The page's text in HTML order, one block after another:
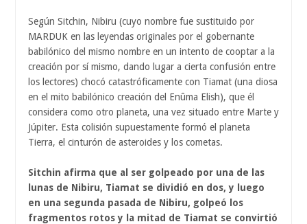
Según Sitchin, Nibiru (cuyo nombre fue sustituido por
MARDUK en las leyendas originales por el gobernante
babilónico del mismo nombre en un intento de cooptar a la
creación por sí mismo, dando lugar a cierta confusión entre
los lectores) chocó catastróficamente con Tiamat (una diosa
en el mito babilónico creación del Enûma Elish), que él
considera como otro planeta, una vez situado entre Marte y
Júpiter. Esta colisión supuestamente formó el planeta
Tierra, el cinturón de asteroides y los cometas.
Sitchin afirma que al ser golpeado por una de las
lunas de Nibiru, Tiamat se dividió en dos, y luego
en una segunda pasada de Nibiru, golpeó los
fragmentos rotos y la mitad de Tiamat se convirtió